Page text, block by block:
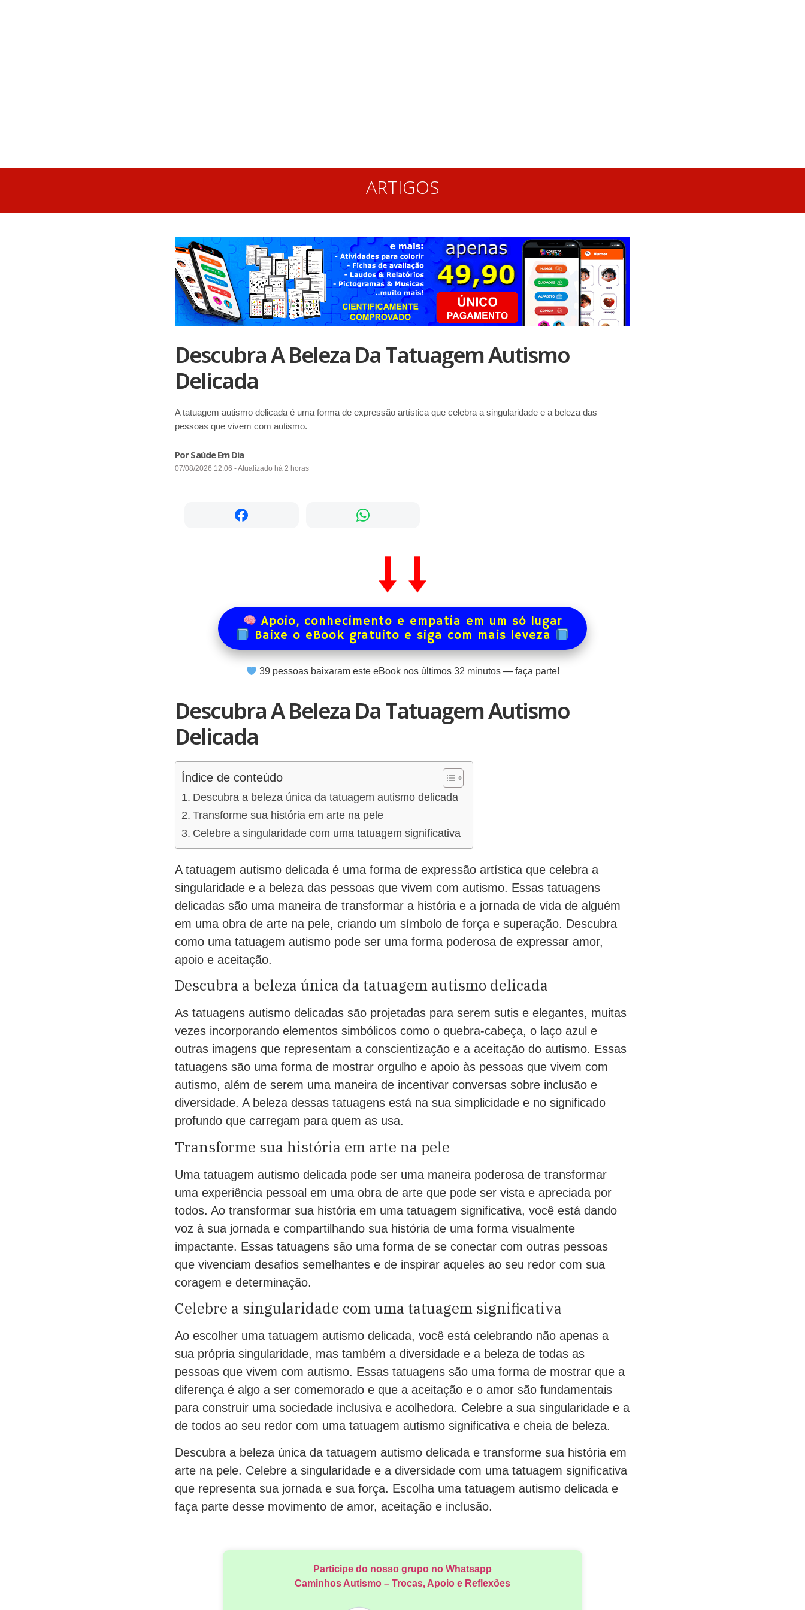
ARTIGOS
Descubra A Beleza Da Tatuagem Autismo
Delicada
A tatuagem autismo delicada é uma forma de expressão artística que celebra a singularidade e a beleza das
pessoas que vivem com autismo.
Por Saúde Em Dia
07/08/2026 12:06 - Atualizado há 2 horas
Apoio, conhecimento e empatia em um só lugar
Baixe o eBook gratuito e siga com mais leveza
40 pessoas baixaram este eBook nos últimos32 minutos — faça parte!
Descubra A Beleza Da Tatuagem Autismo
Delicada
Índice de conteúdo
Descubra a beleza única da tatuagem autismo delicada
Transforme sua história em arte na pele
Celebre a singularidade com uma tatuagem significativa
A tatuagem autismo delicada é uma forma de expressão artística que celebra a
singularidade e a beleza das pessoas que vivem com autismo. Essas tatuagens
delicadas são uma maneira de transformar a história e a jornada de vida de alguém
em uma obra de arte na pele, criando um símbolo de força e superação. Descubra
como uma tatuagem autismo pode ser uma forma poderosa de expressar amor,
apoio e aceitação.
Descubra a beleza única da tatuagem autismo delicada
As tatuagens autismo delicadas são projetadas para serem sutis e elegantes, muitas
vezes incorporando elementos simbólicos como o quebra-cabeça, o laço azul e
outras imagens que representam a conscientização e a aceitação do autismo. Essas
tatuagens são uma forma de mostrar orgulho e apoio às pessoas que vivem com
autismo, além de serem uma maneira de incentivar conversas sobre inclusão e
diversidade. A beleza dessas tatuagens está na sua simplicidade e no significado
profundo que carregam para quem as usa.
Transforme sua história em arte na pele
Uma tatuagem autismo delicada pode ser uma maneira poderosa de transformar
uma experiência pessoal em uma obra de arte que pode ser vista e apreciada por
todos. Ao transformar sua história em uma tatuagem significativa, você está dando
voz à sua jornada e compartilhando sua história de uma forma visualmente
impactante. Essas tatuagens são uma forma de se conectar com outras pessoas
que vivenciam desafios semelhantes e de inspirar aqueles ao seu redor com sua
coragem e determinação.
Celebre a singularidade com uma tatuagem significativa
Ao escolher uma tatuagem autismo delicada, você está celebrando não apenas a
sua própria singularidade, mas também a diversidade e a beleza de todas as
pessoas que vivem com autismo. Essas tatuagens são uma forma de mostrar que a
diferença é algo a ser comemorado e que a aceitação e o amor são fundamentais
para construir uma sociedade inclusiva e acolhedora. Celebre a sua singularidade e a
de todos ao seu redor com uma tatuagem autismo significativa e cheia de beleza.
Descubra a beleza única da tatuagem autismo delicada e transforme sua história em
arte na pele. Celebre a singularidade e a diversidade com uma tatuagem significativa
que representa sua jornada e sua força. Escolha uma tatuagem autismo delicada e
faça parte desse movimento de amor, aceitação e inclusão.
Participe do nosso grupo no Whatsapp
Caminhos Autismo – Trocas, Apoio e Reflexões